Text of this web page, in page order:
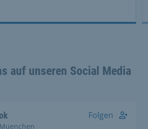
auf unseren Social Media
Folgen